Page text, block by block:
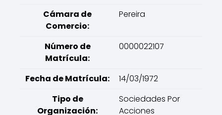
Cámara de
Comercio:
Pereira
Número de
Matrícula:
0000022107
Fecha de Matrícula:
14/03/1972
Tipo de
Organización:
Sociedades Por
Acciones